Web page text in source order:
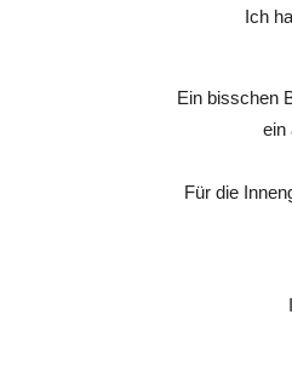
Ich
Ein bisschen
ein
Für die